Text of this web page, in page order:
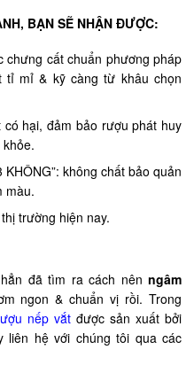
BẠN SẼ NHẬN ĐƯỢC:
cất chuẩn phương pháp
tỉ mỉ & kỹ càng từ khâu chọn
hại, đảm bảo rượu phát huy
không chất bảo quản
màu.
trường hiện nay.
đã tìm ra cách nên ngâm
ngon & chuẩn vị rồi. Trong
nếp vắt được sản xuất bởi
liên hệ với chúng tôi qua các